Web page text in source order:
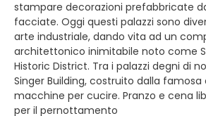
stampare decorazioni prefabbricate
facciate. Oggi questi palazzi sono
arte industriale, dando vita ad un
architettonico inimitabile noto come
Historic District. Tra i palazzi degni di
Singer Building, costruito dalla
macchine per cucire. Pranzo e cena
per il pernottamento